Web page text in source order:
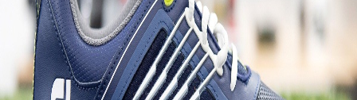
Our Mission 私たちの使命
ABOUT US MyGolfSpyJapanとは？